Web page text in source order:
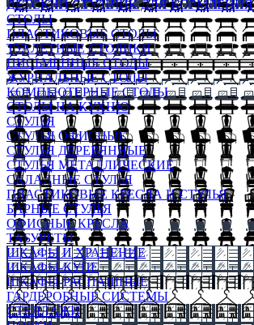
ДЕТСКИЙ СТУЛЬЧИК ДЛЯ КОРМЛЕНИЯ
СТОЛЫ
ПЛАСТИКОВЫЕ СТОЛЫ
ТУАЛЕТНЫЕ СТОЛИКИ
ПИСЬМЕННЫЕ СТОЛЫ
ЖУРНАЛЬНЫЕ СТОЛЫ
КОМПЬЮТЕРНЫЕ СТОЛЫ
СТОЛЫ НА КУХНЮ
СТУЛЬЯ
СТУЛЬЯ ОФИСНЫЕ
СТУЛЬЯ ДЕРЕВЯННЫЕ
СТУЛЬЯ МЕТАЛЛИЧЕСКИЕ
СКЛАДНЫЕ СТУЛЬЯ
ПЛАСТИКОВЫЕ КРЕСЛА И СТУЛЬЯ
БАРНЫЕ СТУЛЬЯ
ОФИСНЫЕ КРЕСЛА
ТАБУРЕТЫ
ШКАФЫ И ХРАНЕНИЕ
ШКАФЫ-КУПЕ
ШКАФЫ-РАСПАШНЫЕ
ГАРДЕРОБНЫЕ СИСТЕМЫ
СТЕЛЛАЖИ